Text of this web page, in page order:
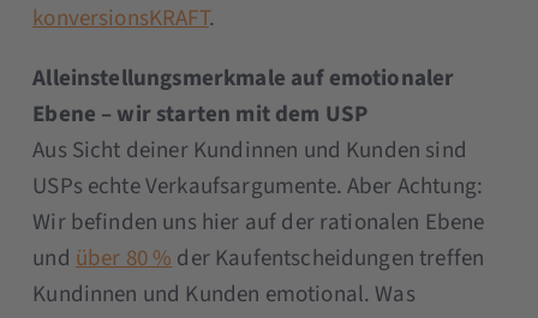
konversionsKRAFT.
Alleinstellungsmerkmale auf emotionaler
Ebene – wir starten mit dem USP
Aus Sicht deiner Kundinnen und Kunden sind
USPs echte Verkaufsargumente. Aber Achtung:
Wir befinden uns hier auf der rationalen Ebene
und über 80 %der Kaufentscheidungen treffen
Kundinnen und Kunden emotional. Was